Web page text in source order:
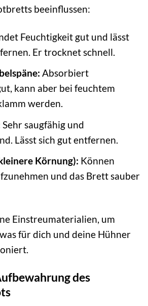
beeinflussen:
Feuchtigkeit gut und lässt
Er trocknet schnell.
Absorbiert
kann aber bei feuchtem
werden.
Sehr saugfähig und
Lässt sich gut entfernen.
Körnung): Können
und das Brett sauber
Einstreumaterialien, um
für dich und deine Hühner
des